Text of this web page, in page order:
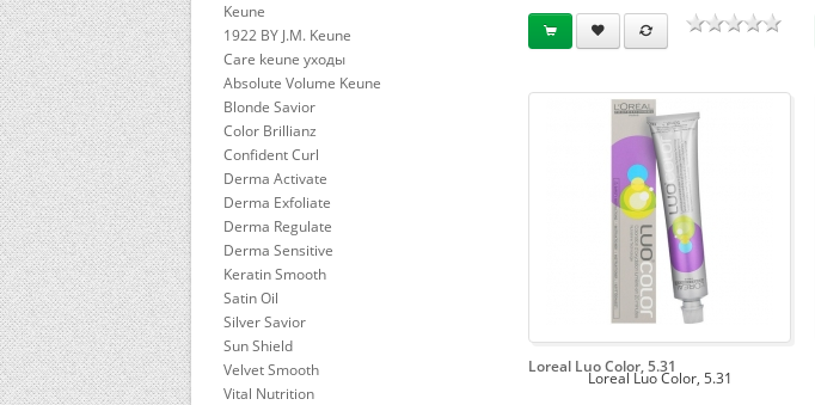
Keune
1922 BY J.M. Keune
Care keune уходы
Absolute Volume Keune
Blonde Savior
Color Brillianz
Confident Curl
Derma Activate
Derma Exfoliate
Derma Regulate
Derma Sensitive
Keratin Smooth
Satin Oil
Silver Savior
Sun Shield
Velvet Smooth
Vital Nutrition
Loreal Luo Color, 5.31
Loreal Luo Color, 5.31